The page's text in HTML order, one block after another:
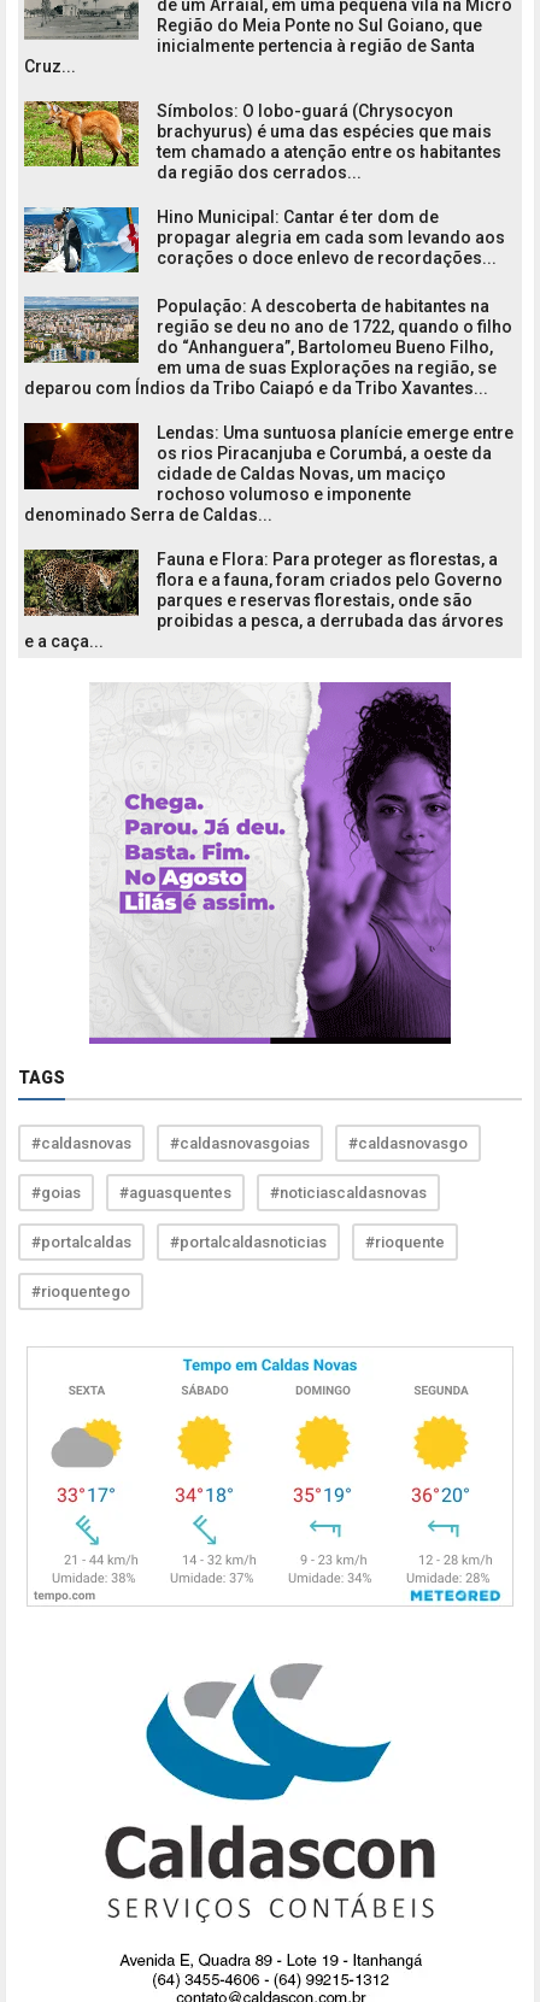
de um Arraial, em uma pequena vila na Micro
Região do Meia Ponte no Sul Goiano, que
inicialmente pertencia à região de Santa
Cruz...
Símbolos: O lobo-guará (Chrysocyon
brachyurus) é uma das espécies que mais
tem chamado a atenção entre os habitantes
da região dos cerrados...
Hino Municipal: Cantar é ter dom de
propagar alegria em cada som levando aos
corações o doce enlevo de recordações...
População: A descoberta de habitantes na
região se deu no ano de 1722, quando o filho
do “Anhanguera”, Bartolomeu Bueno Filho,
em uma de suas Explorações na região, se
deparou com Índios da Tribo Caiapó e da Tribo Xavantes...
Lendas: Uma suntuosa planície emerge entre
os rios Piracanjuba e Corumbá, a oeste da
cidade de Caldas Novas, um maciço
rochoso volumoso e imponente
denominado Serra de Caldas...
Fauna e Flora: Para proteger as florestas, a
flora e a fauna, foram criados pelo Governo
parques e reservas florestais, onde são
proibidas a pesca, a derrubada das árvores
e a caça...
TAGS
#caldasnovas #caldasnovasgoias #caldasnovasgo
#goias #aguasquentes #noticiascaldasnovas
#portalcaldas #portalcaldasnoticias #rioquente
#rioquentego